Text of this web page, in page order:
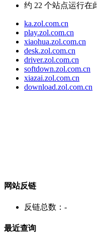
约 22 个站点运行在
ka.zol.com.cn
play.zol.com.cn
xiaohua.zol.com.cn
desk.zol.com.cn
driver.zol.com.cn
softdown.zol.com.cn
xiazai.zol.com.cn
download.zol.com.cn
网站反链
反链总数： -
最近查询